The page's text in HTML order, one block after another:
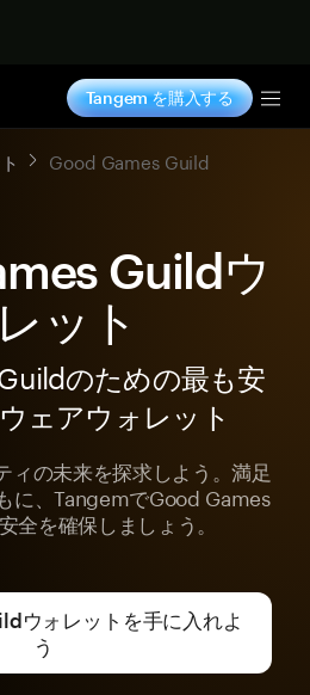
Tangem を購入する
Good Games Guild
Guildウ
ット
のための最も安
ェアウォレット
ィの未来を探求しよう。満足
に、TangemでGood Games
全を確保しましょう。
ウォレットを手に入れよ
う